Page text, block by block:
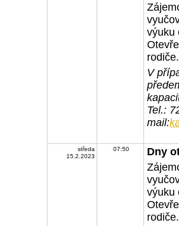
výuku
rodiče.
V
Tel.:
mail:
středa
15.2.2023
07:50
Dny
výuku
rodiče.